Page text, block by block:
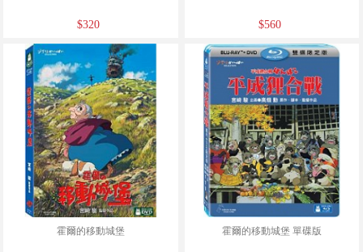
$320 $560
霍爾的移動城堡 霍爾的移動城堡 單碟版